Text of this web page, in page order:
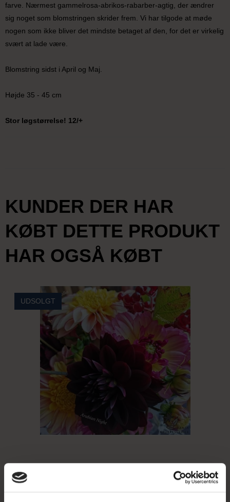
farve. Nærmest gammelrosa-abrikos-rabarber-agtig, der ændrer
sig noget som blomstringen skrider frem. Vi har tilgode at møde
nogen som ikke bliver det mindste betaget af den, for det er virkelig
svært at lade være.
Blomstring sidst i April og Maj.
Højde 35 - 45 cm
Stor løgstørrelse! 12/+
KUNDER DER HAR
KØBT DETTE PRODUKT
HAR OGSÅ KØBT
UDSOLGT